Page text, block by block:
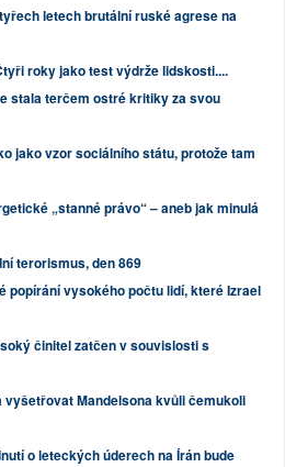
letech brutální ruské agrese na
roky jako test výdrže lidskosti....
stala terčem ostré kritiky za svou
jako vzor sociálního státu, protože tam
„stanné právo“ – aneb jak minulá
terorismus, den 869
popírání vysokého počtu lidí, které Izrael
činitel zatčen v souvislosti s
vyšetřovat Mandelsona kvůli čemukoli
o leteckých úderech na Írán bude